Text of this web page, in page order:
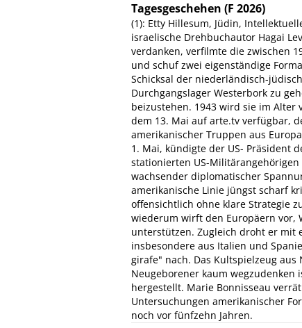
Tagesgeschehen (F 2026)
(1): Etty Hillesum, Jüdin,
israelische Drehbuchautor Hagai
verdanken, verfilmte die zwischen
und schuf zwei eigenständige
Schicksal der niederländisch-
Durchgangslager Westerbork zu
beizustehen. 1943 wird sie im Alter
dem 13. Mai auf arte.tv verfügbar,
amerikanischer Truppen aus
1. Mai, kündigte der US- Präsident
stationierten US-
wachsender diplomatischer
amerikanische Linie jüngst scharf
offensichtlich ohne klare Strategie
wiederum wirft den Europäern vor,
unterstützen. Zugleich droht er mit
insbesondere aus Italien und
girafe" nach. Das Kultspielzeug
Neugeborener kaum
hergestellt. Marie Bonnisseau
Untersuchungen amerikanischer
noch vor fünfzehn Jahren.